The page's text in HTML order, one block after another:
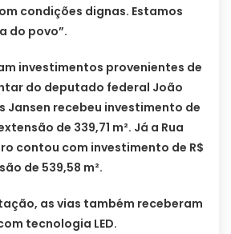
condições dignas. Estamos
do povo”.
investimentos provenientes de
do deputado federal João
Jansen recebeu investimento de
de 339,71 m². Já a Rua
contou com investimento de R$
de 539,58 m².
as vias também receberam
tecnologia LED.